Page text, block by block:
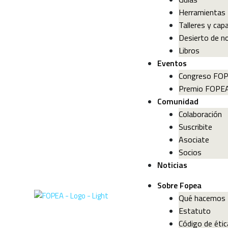
Herramientas
Talleres y
Desierto de
Libros
Eventos
Congreso
Premio
Comunidad
Colaboración
Suscribite
Asociate
Socios
Noticias
Sobre Fopea
Qué hacemos
Estatuto
Código de